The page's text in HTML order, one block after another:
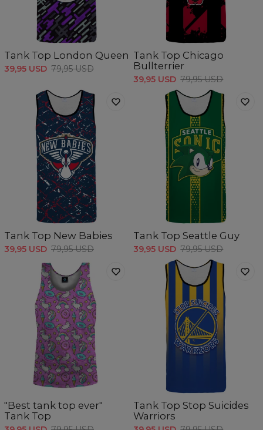
Tank Top London Queen
39,95 USD 79,95 USD
Tank Top Chicago
Bullterrier
39,95 USD 79,95 USD
Tank Top New Babies
39,95 USD 79,95 USD
Tank Top Seattle Guy
39,95 USD 79,95 USD
"Best tank top ever"
Tank Top
Tank Top Stop Suicides
Warriors